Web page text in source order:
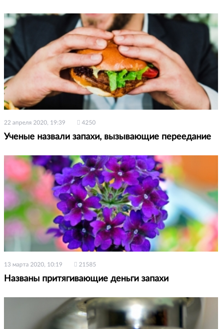
22 апреля 2020, 19:39 4250
Ученые назвали запахи, вызывающие переедание
13 марта 2020, 10:19 21585
Названы притягивающие деньги запахи